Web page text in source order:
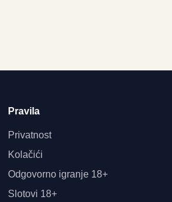
Pravila
Privatnost
Kolačići
Odgovorno igranje 18+
Slotovi 18+